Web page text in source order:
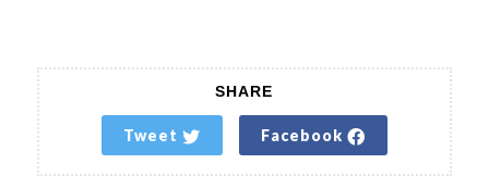
SHARE
Tweet Facebook